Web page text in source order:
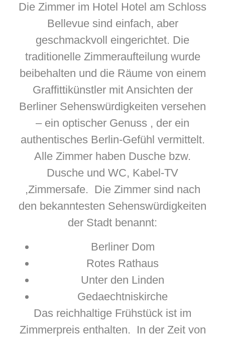
Die Zimmer im Hotel Hotel am Schloss
Bellevue sind einfach, aber
geschmackvoll eingerichtet. Die
traditionelle Zimmeraufteilung wurde
beibehalten und die Räume von einem
Graffittikünstler mit Ansichten der
Berliner Sehenswürdigkeiten versehen
– ein optischer Genuss , der ein
authentisches Berlin-Gefühl vermittelt.
Alle Zimmer haben Dusche bzw.
Dusche und WC, Kabel-TV
,Zimmersafe. Die Zimmer sind nach
den bekanntesten Sehenswürdigkeiten
der Stadt benannt:
Berliner Dom
Rotes Rathaus
Unter den Linden
Gedaechtniskirche
Das reichhaltige Frühstück ist im
Zimmerpreis enthalten. In der Zeit von